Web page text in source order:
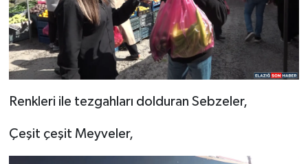
Renkleri ile tezgahları dolduran Sebzeler,
Çeşit çeşit Meyveler,